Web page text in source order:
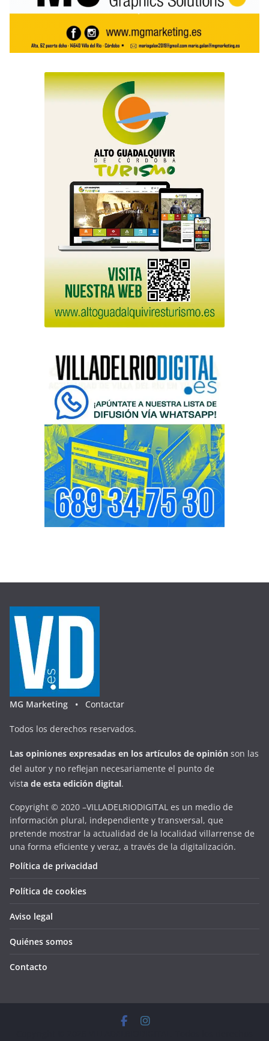
MG Marketing • Contactar
Todos los derechos reservados.
Las opiniones expresadas en los artículos de opinión son las
del autor y no reflejan necesariamente el punto de
vista de esta edición digital.
Copyright © 2020 –VILLADELRIODIGITAL es un medio de
información plural, independiente y transversal, que
pretende mostrar la actualidad de la localidad villarrense de
una forma eficiente y veraz, a través de la digitalización.
Política de privacidad
Política de cookies
Aviso legal
Quiénes somos
Contacto